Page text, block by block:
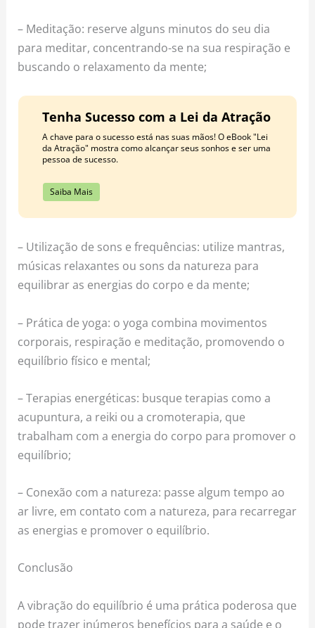
– Meditação: reserve alguns minutos do seu dia
para meditar, concentrando-se na sua respiração e
buscando o relaxamento da mente;
Tenha Sucesso com a Lei da Atração
A chave para o sucesso está nas suas mãos! O eBook "Lei
da Atração" mostra como alcançar seus sonhos e ser uma
pessoa de sucesso.
Saiba Mais
– Utilização de sons e frequências: utilize mantras,
músicas relaxantes ou sons da natureza para
equilibrar as energias do corpo e da mente;
– Prática de yoga: o yoga combina movimentos
corporais, respiração e meditação, promovendo o
equilíbrio físico e mental;
– Terapias energéticas: busque terapias como a
acupuntura, a reiki ou a cromoterapia, que
trabalham com a energia do corpo para promover o
equilíbrio;
– Conexão com a natureza: passe algum tempo ao
ar livre, em contato com a natureza, para recarregar
as energias e promover o equilíbrio.
Conclusão
A vibração do equilíbrio é uma prática poderosa que
pode trazer inúmeros benefícios para a saúde e o